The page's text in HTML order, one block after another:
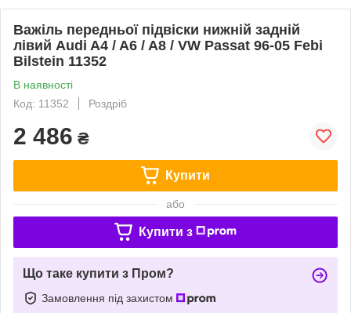
Важіль передньої підвіски нижній задній
лівий Audi A4 / A6 / A8 / VW Passat 96-05 Febi
Bilstein 11352
В наявності
Код: 11352
Роздріб
2 486 ₴
Купити
або
Купити з
Що таке купити з Пром?
Замовлення під захистом